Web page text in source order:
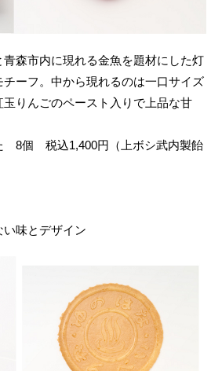
森市内に現れる金魚を題材にした灯
ーフ。中から現れるのは一口サイズ
りんごのペースト入りで上品な甘
8個 税込1,400円（上ボシ武内製飴
い味とデザイン